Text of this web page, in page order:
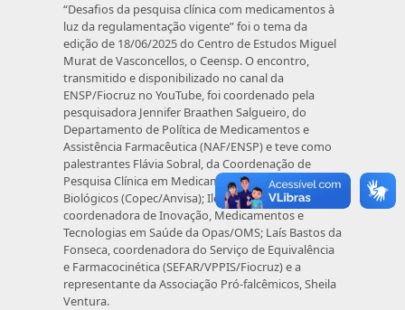
“Desafios da pesquisa clínica com medicamentos à
luz da regulamentação vigente” foi o tema da
edição de 18/06/2025 do Centro de Estudos Miguel
Murat de Vasconcellos, o Ceensp. O encontro,
transmitido e disponibilizado no canal da
ENSP/Fiocruz no YouTube, foi coordenado pela
pesquisadora Jennifer Braathen Salgueiro, do
Departamento de Política de Medicamentos e
Assistência Farmacêutica (NAF/ENSP) e teve como
palestrantes Flávia Sobral, da Coordenação de
Pesquisa Clínica em Medicamentos e Produtos
Biológicos (Copec/Anvisa); Ileana Fleitas,
coordenadora de Inovação, Medicamentos e
Tecnologias em Saúde da Opas/OMS; Laís Bastos da
Fonseca, coordenadora do Serviço de Equivalência
e Farmacocinética (SEFAR/VPPIS/Fiocruz) e a
representante da Associação Pró-falcêmicos, Sheila
Ventura.